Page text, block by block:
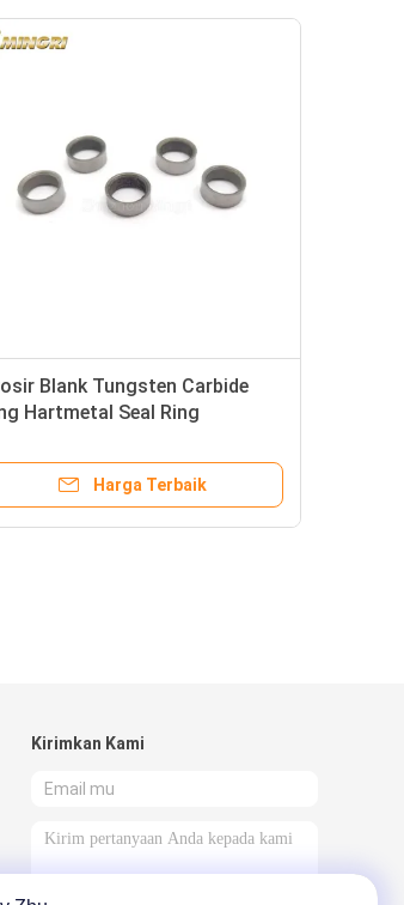
Blank Tungsten Carbide
Hartmetal Seal Ring
Harga Terbaik
Kirimkan Kami